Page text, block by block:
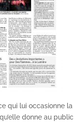
qui lui occasionne
donne au